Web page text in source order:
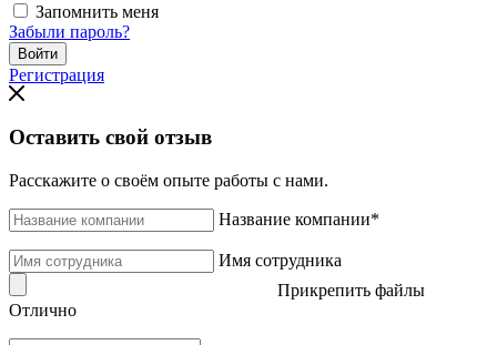
Запомнить меня
Забыли пароль?
Регистрация
Оставить свой отзыв
Расскажите о своём опыте работы с нами.
Название компании*
Имя сотрудника
Прикрепить файлы
Отлично